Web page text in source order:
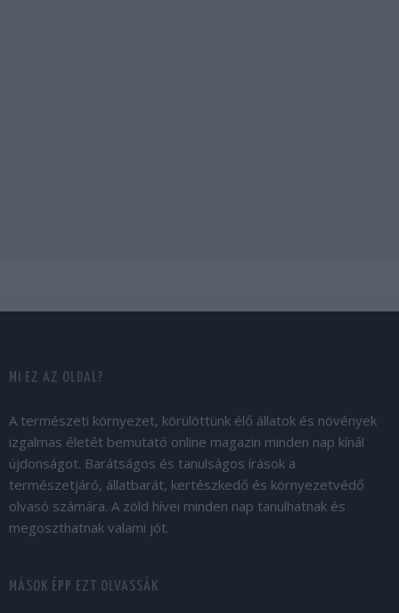
MI EZ AZ OLDAL?
A természeti környezet, körülöttünk élő állatok és növények
izgalmas életét bemutató online magazin minden nap kínál
újdonságot. Barátságos és tanulságos írások a
természetjáró, állatbarát, kertészkedő és környezetvédő
olvasó számára. A zöld hívei minden nap tanulhatnak és
megoszthatnak valami jót.
MÁSOK ÉPP EZT OLVASSÁK